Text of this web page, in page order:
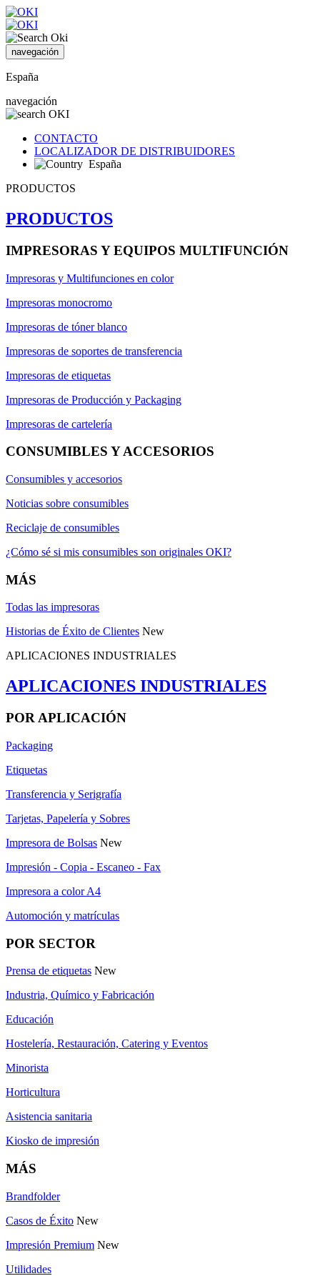
navegación
España
navegación
CONTACTO
LOCALIZADOR DE DISTRIBUIDORES
España
PRODUCTOS
PRODUCTOS
IMPRESORAS Y EQUIPOS MULTIFUNCIÓN
Impresoras y Multifunciones en color
Impresoras monocromo
Impresoras de tóner blanco
Impresoras de soportes de transferencia
Impresoras de etiquetas
Impresoras de Producción y Packaging
Impresoras de cartelería
CONSUMIBLES Y ACCESORIOS
Consumibles y accesorios
Noticias sobre consumibles
Reciclaje de consumibles
¿Cómo sé si mis consumibles son originales OKI?
MÁS
Todas las impresoras
Historias de Éxito de Clientes New
APLICACIONES INDUSTRIALES
APLICACIONES INDUSTRIALES
POR APLICACIÓN
Packaging
Etiquetas
Transferencia y Serigrafía
Tarjetas, Papelería y Sobres
Impresora de Bolsas New
Impresión - Copia - Escaneo - Fax
Impresora a color A4
Automoción y matrículas
POR SECTOR
Prensa de etiquetas New
Industria, Químico y Fabricación
Educación
Hostelería, Restauración, Catering y Eventos
Minorista
Horticultura
Asistencia sanitaria
Kiosko de impresión
MÁS
Brandfolder
Casos de Éxito New
Impresión Premium New
Utilidades